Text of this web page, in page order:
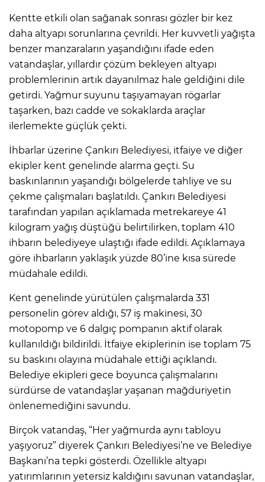
Kentte etkili olan sağanak sonrası gözler bir kez
daha altyapı sorunlarına çevrildi. Her kuvvetli yağışta
benzer manzaraların yaşandığını ifade eden
vatandaşlar, yıllardır çözüm bekleyen altyapı
problemlerinin artık dayanılmaz hale geldiğini dile
getirdi. Yağmur suyunu taşıyamayan rögarlar
taşarken, bazı cadde ve sokaklarda araçlar
ilerlemekte güçlük çekti.
İhbarlar üzerine Çankırı Belediyesi, itfaiye ve diğer
ekipler kent genelinde alarma geçti. Su
baskınlarının yaşandığı bölgelerde tahliye ve su
çekme çalışmaları başlatıldı. Çankırı Belediyesi
tarafından yapılan açıklamada metrekareye 41
kilogram yağış düştüğü belirtilirken, toplam 410
ihbarın belediyeye ulaştığı ifade edildi. Açıklamaya
göre ihbarların yaklaşık yüzde 80’ine kısa sürede
müdahale edildi.
Kent genelinde yürütülen çalışmalarda 331
personelin görev aldığı, 57 iş makinesi, 30
motopomp ve 6 dalgıç pompanın aktif olarak
kullanıldığı bildirildi. İtfaiye ekiplerinin ise toplam 75
su baskını olayına müdahale ettiği açıklandı.
Belediye ekipleri gece boyunca çalışmalarını
sürdürse de vatandaşlar yaşanan mağduriyetin
önlenemediğini savundu.
Birçok vatandaş, “Her yağmurda aynı tabloyu
yaşıyoruz” diyerek Çankırı Belediyesi’ne ve Belediye
Başkanı’na tepki gösterdi. Özellikle altyapı
yatırımlarının yetersiz kaldığını savunan vatandaşlar,